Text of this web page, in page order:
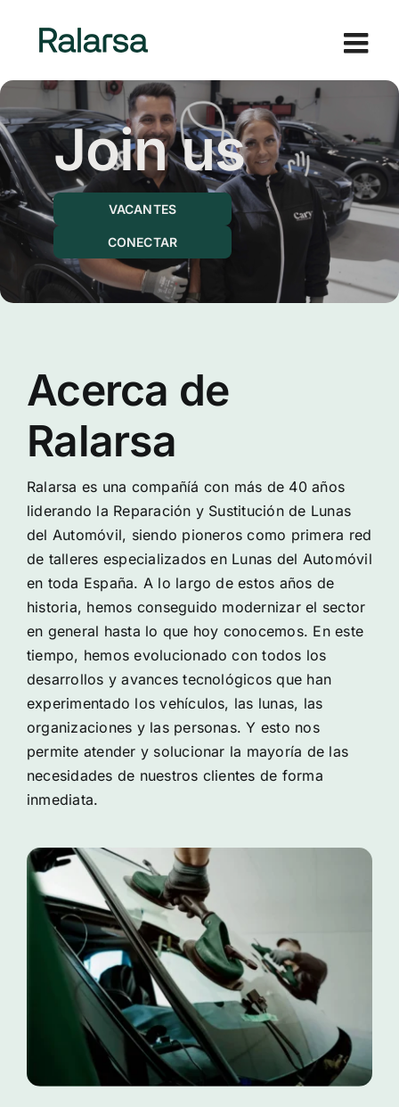
Join us
VACANTES
CONECTAR
Acerca de
Ralarsa
Ralarsa es una compañíá con más de 40 años
liderando la Reparación y Sustitución de Lunas
del Automóvil, siendo pioneros como primera red
de talleres especializados en Lunas del Automóvil
en toda España. A lo largo de estos años de
historia, hemos conseguido modernizar el sector
en general hasta lo que hoy conocemos. En este
tiempo, hemos evolucionado con todos los
desarrollos y avances tecnológicos que han
experimentado los vehículos, las lunas, las
organizaciones y las personas. Y esto nos
permite atender y solucionar la mayoría de las
necesidades de nuestros clientes de forma
inmediata.